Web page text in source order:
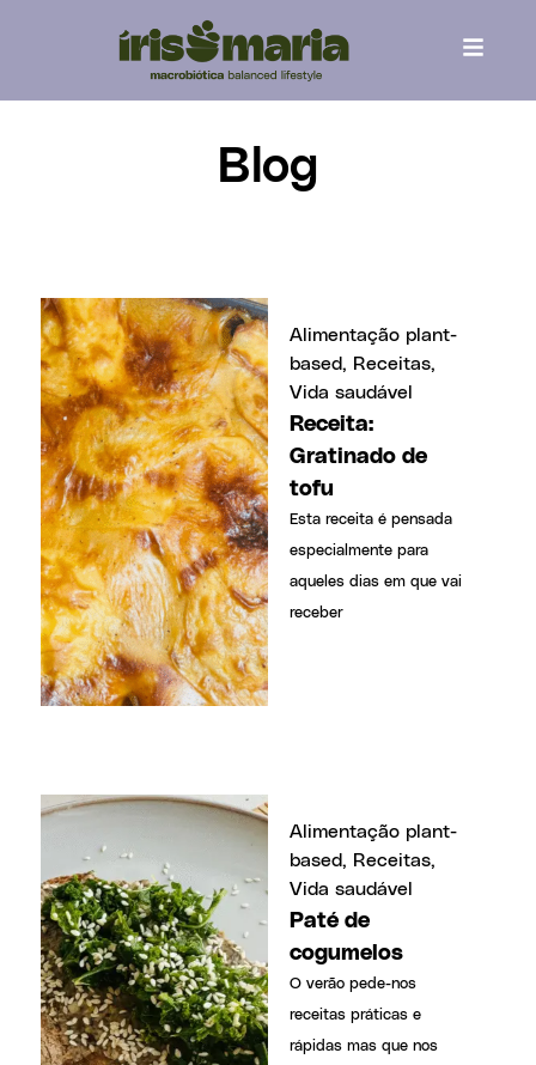
Blog
Alimentação plant-
based, Receitas,
Vida saudável
Receita:
Gratinado de
tofu
Esta receita é pensada
especialmente para
aqueles dias em que vai
receber
Alimentação plant-
based, Receitas,
Vida saudável
Paté de
cogumelos
O verão pede-nos
receitas práticas e
rápidas mas que nos